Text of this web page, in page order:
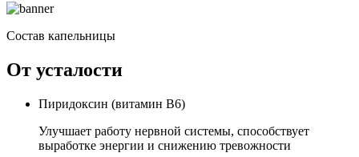
Состав капельницы
От усталости
Пиридоксин (витамин B6)
Улучшает работу нервной системы, способствует
выработке энергии и снижению тревожности